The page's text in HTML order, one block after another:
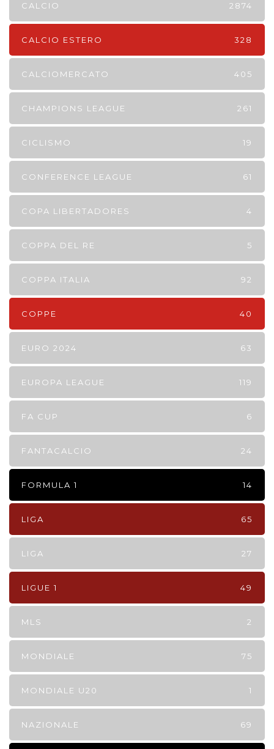
CALCIO 2874
CALCIO ESTERO 328
CALCIOMERCATO 405
CHAMPIONS LEAGUE 261
CICLISMO 19
CONFERENCE LEAGUE 61
COPA LIBERTADORES 4
COPPA DEL RE 5
COPPA ITALIA 92
COPPE 40
EURO 2024 63
EUROPA LEAGUE 119
FA CUP 6
FANTACALCIO 24
FORMULA 1 14
LIGA 65
LIGA 27
LIGUE 1 49
MLS 2
MONDIALE 75
MONDIALE U20 1
NAZIONALE 69